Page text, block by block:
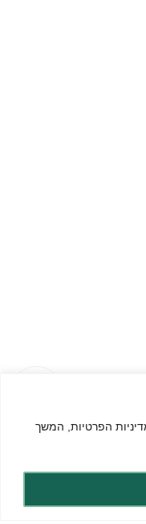
הפרטיות , המשך